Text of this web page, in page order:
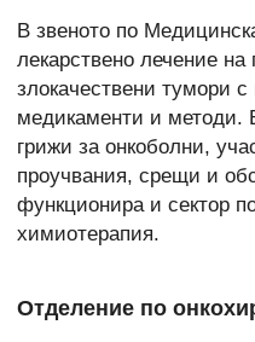
В звеното по
лекарствено лечение
злокачествени тумори
медикаменти и методи.
грижи за онкоболни,
проучвания, срещи и
функционира и сектор
химиотерапия.
Отделение по